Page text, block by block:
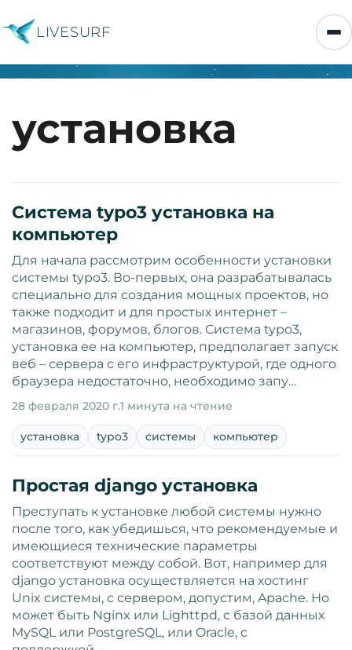
LIVESURF
установка
Система typo3 установка на
компьютер
Для начала рассмотрим особенности установки
системы typo3. Во-первых, она разрабатывалась
специально для создания мощных проектов, но
также подходит и для простых интернет –
магазинов, форумов, блогов. Система typo3,
установка ее на компьютер, предполагает запуск
веб – сервера с его инфраструктурой, где одного
браузера недостаточно, необходимо запу…
28 февраля 2020 г.1 минута на чтение
установка typo3 системы компьютер
Простая django установка
Преступать к установке любой системы нужно
после того, как убедишься, что рекомендуемые и
имеющиеся технические параметры
соответствуют между собой. Вот, например для
django установка осуществляется на хостинг
Unix системы, с сервером, допустим, Apache. Но
может быть Nginx или Lighttpd, с базой данных
MySQL или PostgreSQL, или Oracle, с